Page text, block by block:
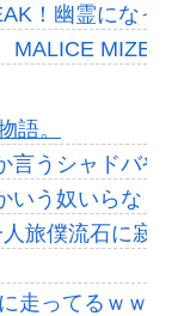
！幽霊になっ
MALICE
語。
言うシャドバ
いう奴いらなく
旅僕流石に寂
走ってるｗｗ